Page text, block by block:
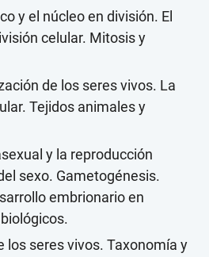
y el núcleo en división. El
celular. Mitosis y
de los seres vivos. La
Tejidos animales y
y la reproducción
sexo. Gametogénesis.
embrionario en
los seres vivos. Taxonomía y